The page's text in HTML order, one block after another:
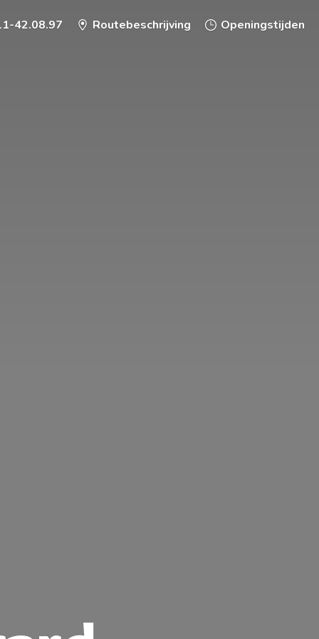
42.08.97 Routebeschrijving Openingstijden